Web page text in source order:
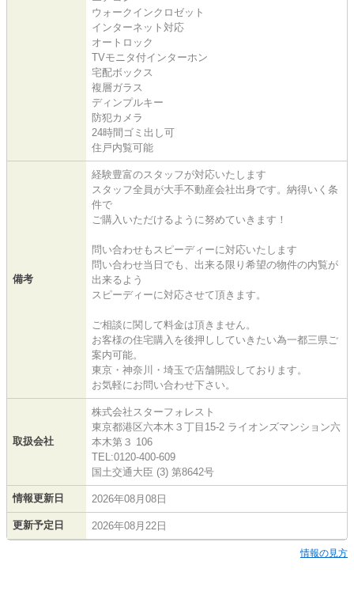
ウォークインクロゼット
インターネット対応
オートロック
TVモニタ付インターホン
宅配ボックス
複層ガラス
ディンプルキー
防犯カメラ
24時間ゴミ出し可
住戸内覧可能
備考
経験豊富のスタッフが対応いたします
スタッフ全員が大手不動産会社出身です。納得いく条
件で
ご購入いただけるように努めていきます！
問い合わせもスピーディーに対応いたします
問い合わせ当日でも、出来る限り希望の物件の内覧が
出来るよう
スピーディーに対応させて頂きます。
ご相談に関して料金は頂きません。
お客様の住宅購入を後押ししていきたい為一都三県ご
案内可能。
東京・神奈川・埼玉で店舗開設しております。
お気軽にお問い合わせ下さい。
取扱会社
株式会社スターフォレスト
東京都港区六本木３丁目15-2 ライオンズマンション六
本木第３ 106
TEL:0120-400-609
国土交通大臣 (3) 第8642号
情報更新日 2026年08月08日
更新予定日 2026年08月22日
情報の見方